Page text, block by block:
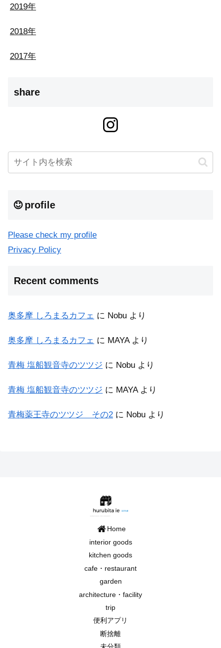
2019年
2018年
2017年
share
profile
Please check my profile
Privacy Policy
Recent comments
奥多摩 しろまるカフェ に Nobu より
奥多摩 しろまるカフェ に MAYAより
青梅 塩船観音寺のツツジ に Nobu より
青梅 塩船観音寺のツツジ に MAYAより
青梅薬王寺のツツジ その2 に Nobu より
Home
interior goods
kitchen goods
cafe・restaurant
garden
architecture・facility
trip
便利アプリ
断捨離